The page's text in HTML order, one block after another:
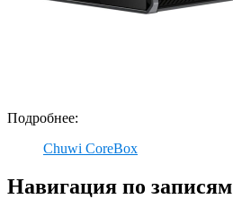
Подробнее:
Chuwi CoreBox
Навигация по записям